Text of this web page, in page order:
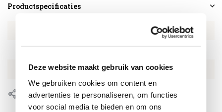
Deze website maakt gebruik van cookies
We gebruiken cookies om content en
advertenties te personaliseren, om functies
voor social media te bieden en om ons
Productspecificaties
EAN 0659424203551
Delen